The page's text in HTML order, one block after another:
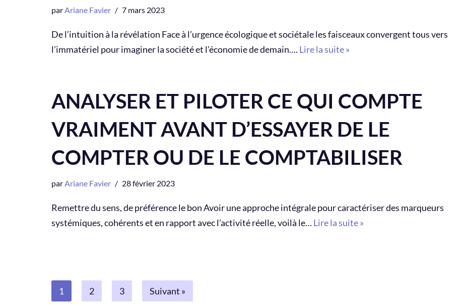
parAriane Favier 7 mars 2023
De l’intuition à la révélation Face à l’urgence écologique et sociétale les faisceaux convergent tous vers
l’immatériel pour imaginer la société et l’économie de demain.…Lire la suite »
ANALYSER ET PILOTER CE QUI COMPTE
VRAIMENT AVANT D’ESSAYER DE LE
COMPTER OU DE LE COMPTABILISER
parAriane Favier 28 février 2023
Remettre du sens, de préférence le bon Avoir une approche intégrale pour caractériser des marqueurs
systémiques, cohérents et en rapport avec l’activité réelle, voilà le…Lire la suite »
1 2 3 Suivant »